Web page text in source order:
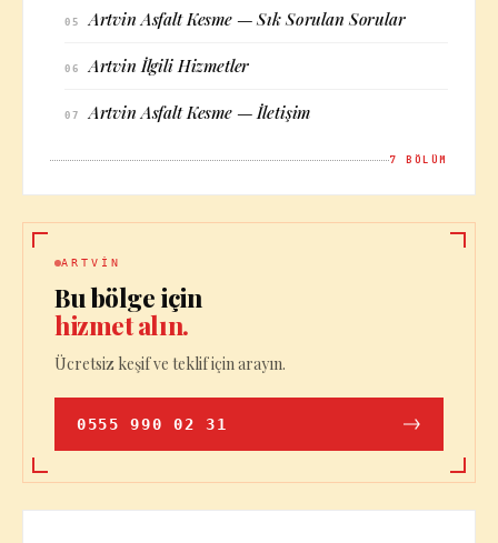
05 Artvin Asfalt Kesme — Sık Sorulan Sorular
06 Artvin İlgili Hizmetler
07 Artvin Asfalt Kesme — İletişim
7 BÖLÜM
ARTVIN
Bu bölge için
hizmet alın.
Ücretsiz keşif ve teklif için arayın.
0555 990 02 31